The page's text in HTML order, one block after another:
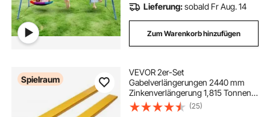
Lieferung:sobald Fr Aug. 14
Zum Warenkorb hinzufügen
Spielraum
VEVOR 2er-Set
Gabelverlängerungen 2440 mm
Zinkenverlängerung 1,815 Tonnen
Tragfähigkeit Gabelzinken Q235
Kohlenstoffstahl einteiliges Design
(25)